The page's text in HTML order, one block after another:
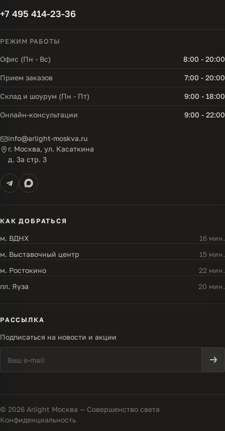
+7 495 414-23-36
РЕЖИМ РАБОТЫ
Офис (Пн - Вс) 8:00 - 20:00
Прием заказов 7:00 - 20:00
Склад и шоурум (Пн - Пт) 9:00 - 18:00
Онлайн-консультации 9:00 - 22:00
info@arlight-moskva.ru
г. Москва, ул. Касаткина
д. 3а стр. 3
КАК ДОБРАТЬСЯ
м. ВДНХ
16 мин.
м. Выставочный центр
15 мин.
м. Ростокино
22 мин.
пл. Яуза
20 мин.
РАССЫЛКА
Подписаться на новости и акции
© 2026 Arlight Москва — Совершенство света
Конфиденциальность